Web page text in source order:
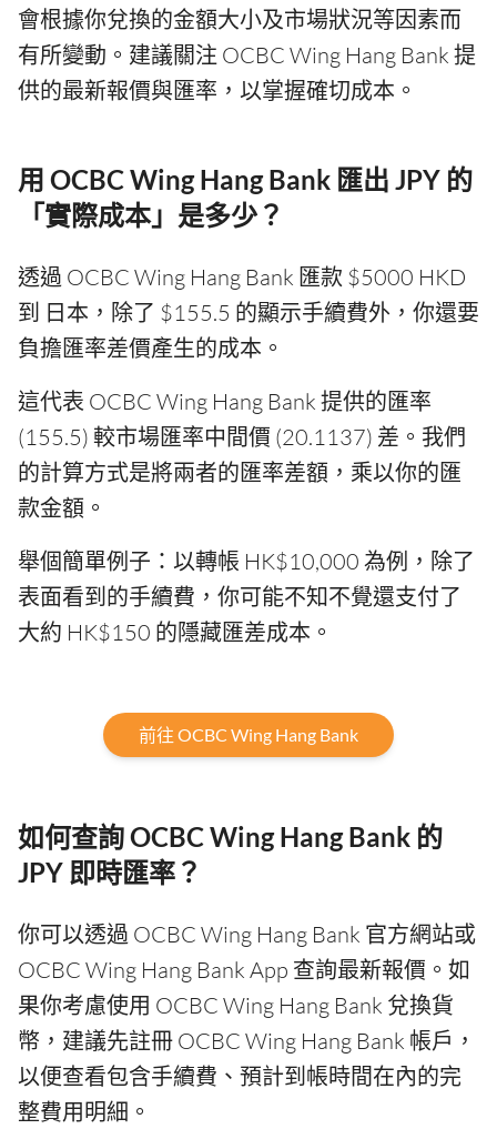
會根據你兌換的金額大小及市場狀況等因素而
有所變動。建議關注 OCBC Wing Hang Bank 提
供的最新報價與匯率，以掌握確切成本。
用 OCBC Wing Hang Bank 匯出 JPY 的
「實際成本」是多少？
透過 OCBC Wing Hang Bank 匯款 $5000 HKD
到 日本，除了 $155.5 的顯示手續費外，你還要
負擔匯率差價產生的成本。
這代表 OCBC Wing Hang Bank 提供的匯率
(155.5) 較市場匯率中間價 (20.1137) 差。我們
的計算方式是將兩者的匯率差額，乘以你的匯
款金額。
舉個簡單例子：以轉帳 HK$10,000 為例，除了
表面看到的手續費，你可能不知不覺還支付了
大約 HK$150 的隱藏匯差成本。
前往 OCBC Wing Hang Bank
如何查詢 OCBC Wing Hang Bank 的
JPY 即時匯率？
你可以透過 OCBC Wing Hang Bank 官方網站或
OCBC Wing Hang Bank App 查詢最新報價。如
果你考慮使用 OCBC Wing Hang Bank 兌換貨
幣，建議先註冊 OCBC Wing Hang Bank 帳戶，
以便查看包含手續費、預計到帳時間在內的完
整費用明細。